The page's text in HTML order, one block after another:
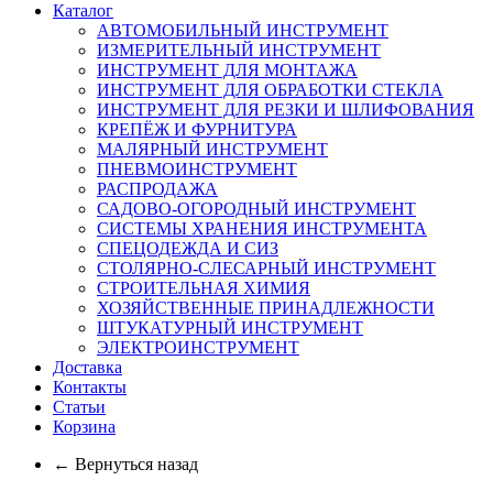
Каталог
АВТОМОБИЛЬНЫЙ ИНСТРУМЕНТ
ИЗМЕРИТЕЛЬНЫЙ ИНСТРУМЕНТ
ИНСТРУМЕНТ ДЛЯ МОНТАЖА
ИНСТРУМЕНТ ДЛЯ ОБРАБОТКИ СТЕКЛА
ИНСТРУМЕНТ ДЛЯ РЕЗКИ И ШЛИФОВАНИЯ
КРЕПЁЖ И ФУРНИТУРА
МАЛЯРНЫЙ ИНСТРУМЕНТ
ПНЕВМОИНСТРУМЕНТ
РАСПРОДАЖА
САДОВО-ОГОРОДНЫЙ ИНСТРУМЕНТ
СИСТЕМЫ ХРАНЕНИЯ ИНСТРУМЕНТА
СПЕЦОДЕЖДА И СИЗ
СТОЛЯРНО-СЛЕСАРНЫЙ ИНСТРУМЕНТ
СТРОИТЕЛЬНАЯ ХИМИЯ
ХОЗЯЙСТВЕННЫЕ ПРИНАДЛЕЖНОСТИ
ШТУКАТУРНЫЙ ИНСТРУМЕНТ
ЭЛЕКТРОИНСТРУМЕНТ
Доставка
Контакты
Статьи
Корзина
← Вернуться назад